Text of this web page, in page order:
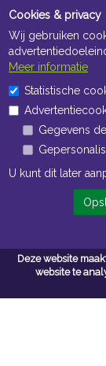
Deze website
website te
ma t/m vr 8:30 uur
ma t/m vr 7:00 uur
Navigatie
Algemene
Cookies & privacy
Wij gebruiken
Meer informatie
Statistische
Gegevens
U kunt dit later